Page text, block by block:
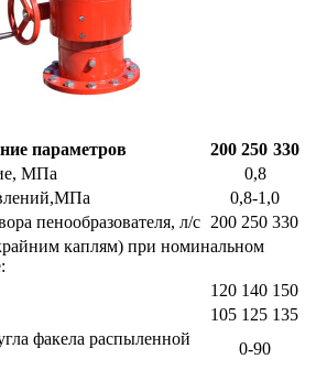
параметров
200 250 330
МПа
0,8
0,8-1,0
пенообразователя, л/с 200 250 330
каплям) при номинальном
120 140 150
105 125 135
факела распыленной
0-90